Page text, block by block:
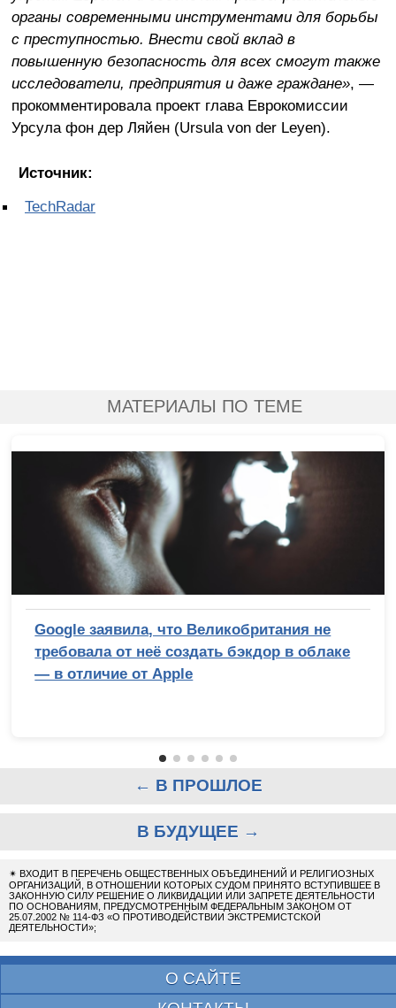
органы современными инструментами для борьбы
с преступностью. Внести свой вклад в
повышенную безопасность для всех смогут также
исследователи, предприятия и даже граждане», —
прокомментировала проект глава Еврокомиссии
Урсула фон дер Ляйен (Ursula von der Leyen).
Источник:
TechRadar
МАТЕРИАЛЫ ПО ТЕМЕ
Google заявила, что Великобритания не
требовала от неё создать бэкдор в облаке
— в отличие от Apple
← В ПРОШЛОЕ
В БУДУЩЕЕ →
✴ ВХОДИТ В ПЕРЕЧЕНЬ ОБЩЕСТВЕННЫХ ОБЪЕДИНЕНИЙ И РЕЛИГИОЗНЫХ
ОРГАНИЗАЦИЙ, В ОТНОШЕНИИ КОТОРЫХ СУДОМ ПРИНЯТО ВСТУПИВШЕЕ В
ЗАКОННУЮ СИЛУ РЕШЕНИЕ О ЛИКВИДАЦИИ ИЛИ ЗАПРЕТЕ ДЕЯТЕЛЬНОСТИ
ПО ОСНОВАНИЯМ, ПРЕДУСМОТРЕННЫМ ФЕДЕРАЛЬНЫМ ЗАКОНОМ ОТ
25.07.2002 № 114-ФЗ «О ПРОТИВОДЕЙСТВИИ ЭКСТРЕМИСТСКОЙ
ДЕЯТЕЛЬНОСТИ»;
О САЙТЕ